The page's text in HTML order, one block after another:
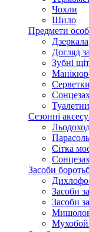
Чохли
Шило
Предмети
Дзеркала
Догляд
Зубні
Манікюр
Сезонні
Сітка
Засоби
Засоби
Засоби